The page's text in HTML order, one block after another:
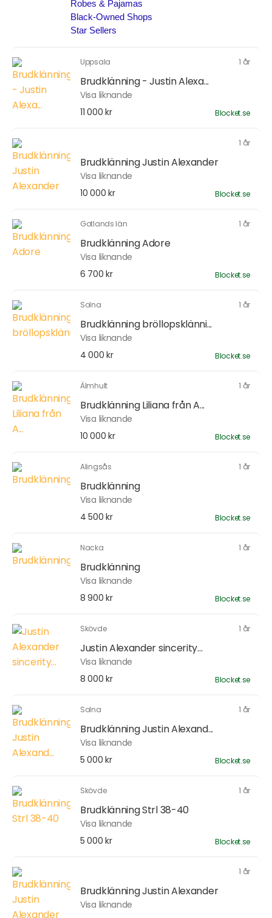
Uppsala 1 år
Brudklänning - Justin Alexa...
Visa liknande
11 000 kr
Blocket.se
1 år
Brudklänning Justin Alexander
Visa liknande
10 000 kr
Blocket.se
Gotlands län 1 år
Brudklänning Adore
Visa liknande
6 700 kr
Blocket.se
Solna 1 år
Brudklänning bröllopsklänni...
Visa liknande
4 000 kr
Blocket.se
Älmhult 1 år
Brudklänning Liliana från A...
Visa liknande
10 000 kr
Blocket.se
Alingsås 1 år
Brudklänning
Visa liknande
4 500 kr
Blocket.se
Nacka 1 år
Brudklänning
Visa liknande
8 900 kr
Blocket.se
Skövde 1 år
Justin Alexander sincerity...
Visa liknande
8 000 kr
Blocket.se
Solna 1 år
Brudklänning Justin Alexand...
Visa liknande
5 000 kr
Blocket.se
Skövde 1 år
Brudklänning Strl 38-40
Visa liknande
5 000 kr
Blocket.se
1 år
Brudklänning Justin Alexander
Visa liknande